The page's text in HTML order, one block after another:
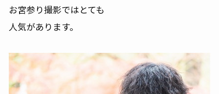
お宮参り撮影ではとても
人気があります。